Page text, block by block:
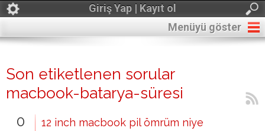
Giriş Yap | Kayıt ol
Menüyü göster
Son etiketlenen sorular
macbook-batarya-süresi
0
12 inch macbook pil ömrüm niye